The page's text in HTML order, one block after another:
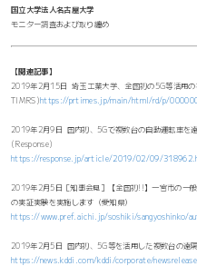
国立大学法人名古屋大学
モニター調査および取り纏め
【関連記事】
2019年2月15日 埼玉工業大学、全国初の5G等活用
TIMRS)https://prtimes.jp/main/html/rd/p/
2019年2月9日 国内初、5Gで複数台の自動運転車
(Response)
https://response.jp/article/2019/02/09/
2019年2月5日［知事会見］【全国初!!】一宮市の一
の実証実験を実施します（愛知県）
https://www.pref.aichi.jp/soshiki/sangyoshinko/
2019年2月5日 国内初、5G等を活用した複数台の遠
https://news.kddi.com/kddi/corporate/